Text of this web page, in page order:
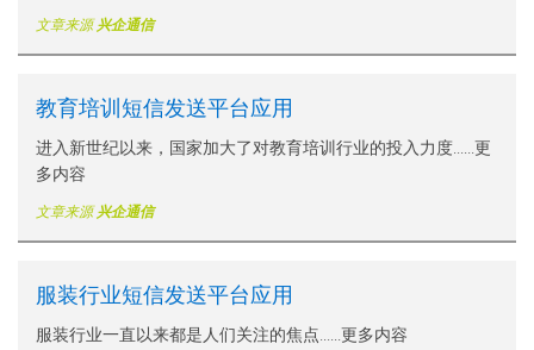
文章来源 兴企通信
教育培训短信发送平台应用
进入新世纪以来，国家加大了对教育培训行业的投入力度......更
多内容
文章来源 兴企通信
服装行业短信发送平台应用
服装行业一直以来都是人们关注的焦点......更多内容